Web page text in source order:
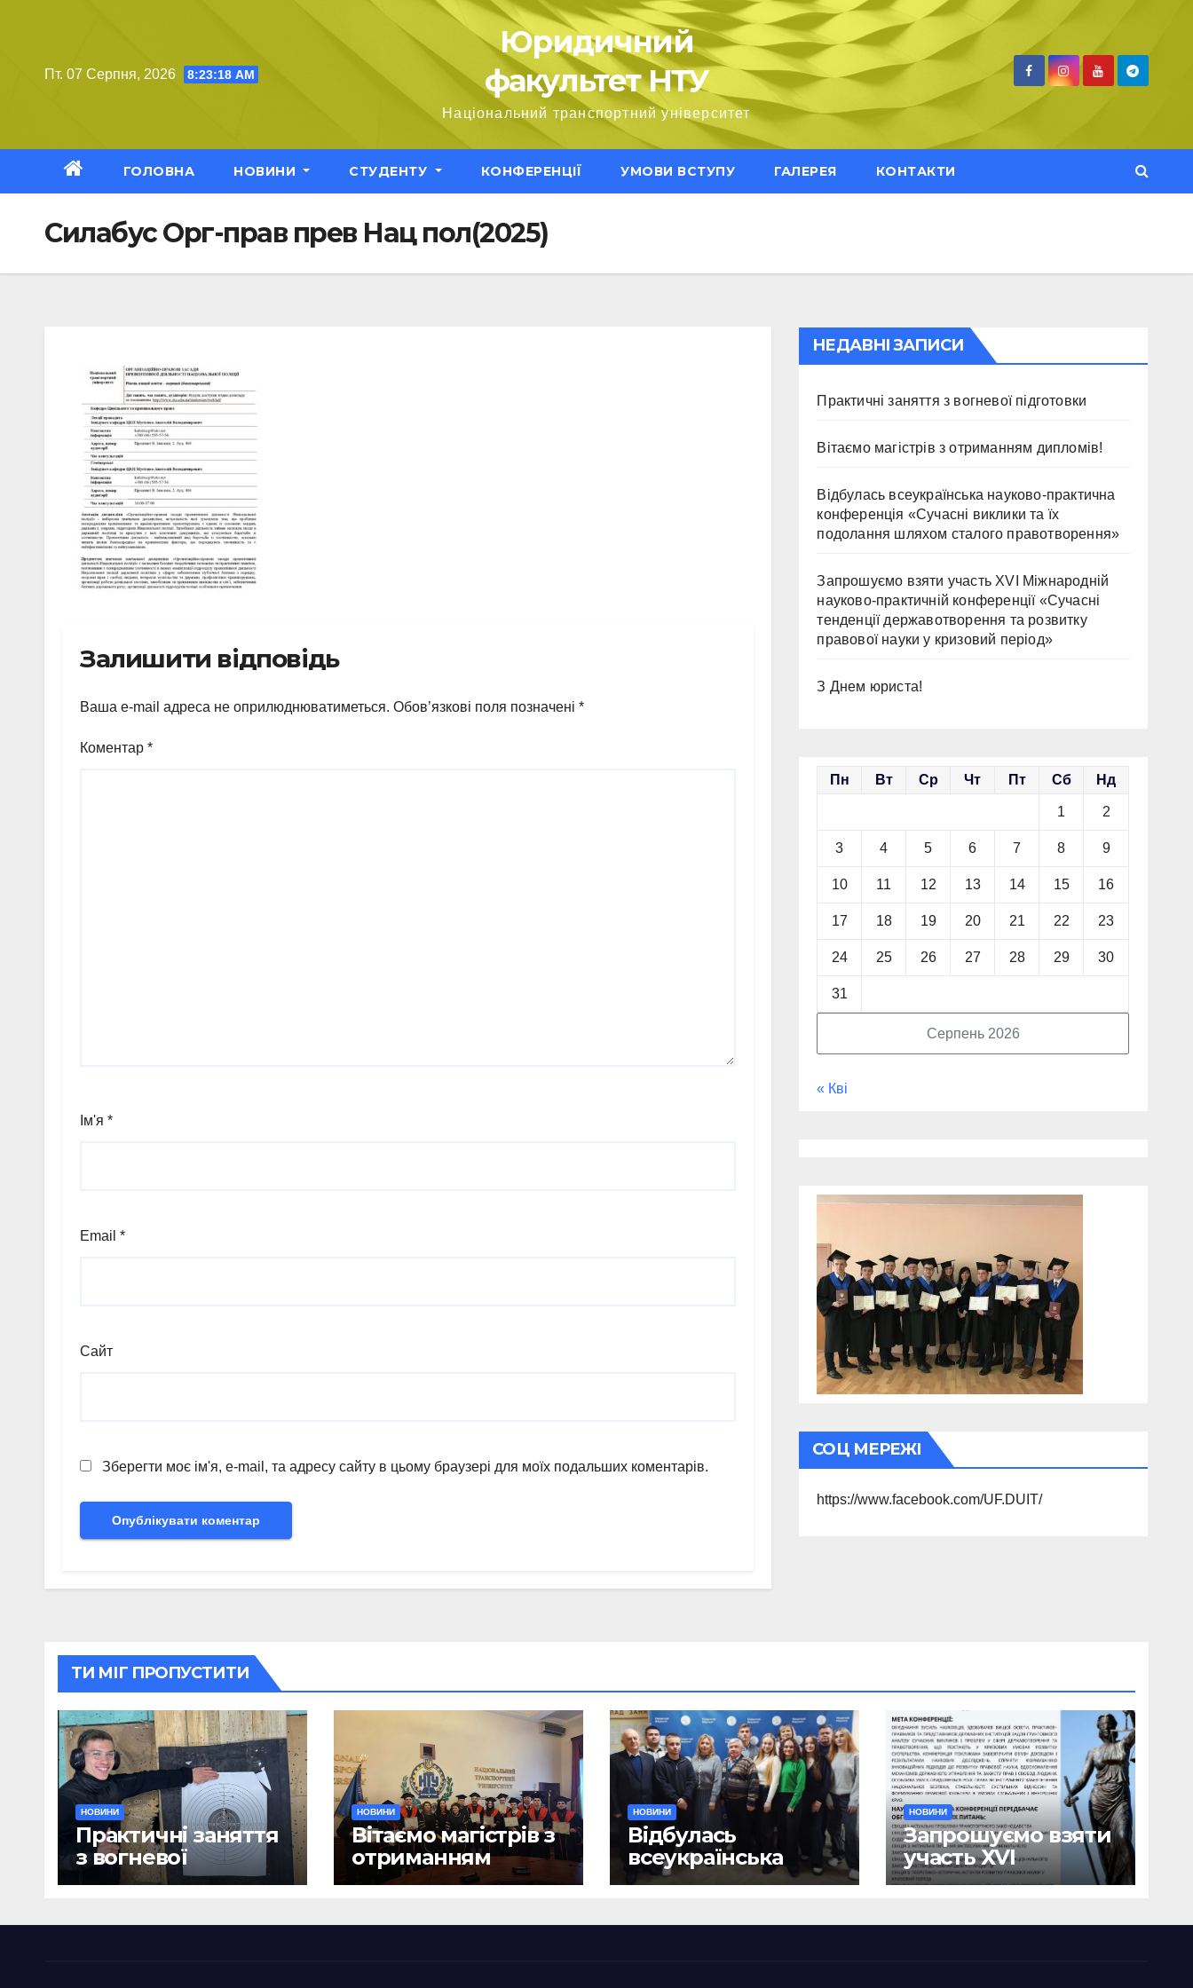
Пт. 07 Серпня, 2026 8:23:19 AM
Юридичний
факультет НТУ
Національний транспортний університет
ГОЛОВНА НОВИНИ СТУДЕНТУ КОНФЕРЕНЦІЇ УМОВИ ВСТУПУ ГАЛЕРЕЯ КОНТАКТИ
Силабус Орг-прав прев Нац пол(2025)
Залишити відповідь
Ваша e-mail адреса не оприлюднюватиметься. Обов’язкові поля позначені *
Коментар *
Ім'я *
Email *
Сайт
Зберегти моє ім'я, e-mail, та адресу сайту в цьому браузері для моїх подальших коментарів.
НЕДАВНІ ЗАПИСИ
Практичні заняття з вогневої підготовки
Вітаємо магістрів з отриманням дипломів!
Відбулась всеукраїнська науково-практична
конференція «Сучасні виклики та їх
подолання шляхом сталого правотворення»
Запрошуємо взяти участь ХVІ Міжнародній
науково-практичній конференції «Сучасні
тенденції державотворення та розвитку
правової науки у кризовий період»
З Днем юриста!
Серпень 2026
Пн Вт Ср Чт Пт Сб Нд
1 2
3 4 5 6 7 8 9
10 11 12 13 14 15 16
17 18 19 20 21 22 23
24 25 26 27 28 29 30
31
« Кві
СОЦ МЕРЕЖІ
https://www.facebook.com/UF.DUIT/
ТИ МІГ ПРОПУСТИТИ
НОВИНИ
Практичні заняття
з вогневої
підготовки
НОВИНИ
Вітаємо магістрів з
отриманням
дипломів!
НОВИНИ
Відбулась
всеукраїнська
науково-практична
«Сучасні виклики
НОВИНИ
Запрошуємо взяти
участь ХVІ
Міжнародній
практичній